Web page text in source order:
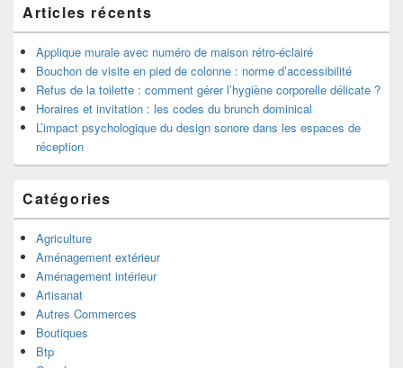
barre
latérale
Articles récents
Applique murale avec numéro de maison rétro-éclairé
Bouchon de visite en pied de colonne : norme d’accessibilité
Refus de la toilette : comment gérer l’hygiène corporelle délicate ?
Horaires et invitation : les codes du brunch dominical
L’impact psychologique du design sonore dans les espaces de
réception
Catégories
Agriculture
Aménagement extérieur
Aménagement intérieur
Artisanat
Autres Commerces
Boutiques
Btp